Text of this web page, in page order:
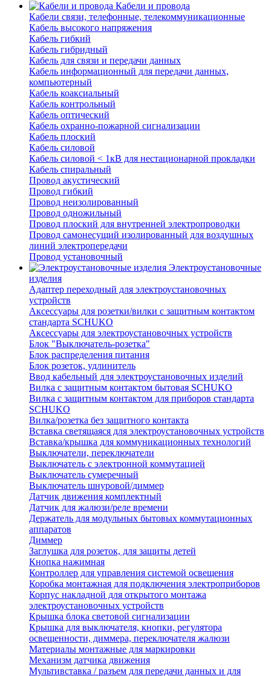
Кабели и провода
Кабели связи, телефонные, телекоммуникационные
Кабель высокого напряжения
Кабель гибкий
Кабель гибридный
Кабель для связи и передачи данных
Кабель информационный для передачи данных,
компьютерный
Кабель коаксиальный
Кабель контрольный
Кабель оптический
Кабель охранно-пожарной сигнализации
Кабель плоский
Кабель силовой
Кабель силовой < 1кВ для нестационарной прокладки
Кабель спиральный
Провод акустический
Провод гибкий
Провод неизолированный
Провод одножильный
Провод плоский для внутренней электропроводки
Провод самонесущий изолированный для воздушных
линий электропередачи
Провод установочный
Электроустановочные
изделия
Адаптер переходный для электроустановочных
устройств
Аксессуары для розетки/вилки с защитным контактом
стандарта SCHUKO
Аксессуары для электроустановочных устройств
Блок "Выключатель-розетка"
Блок распределения питания
Блок розеток, удлинитель
Ввод кабельный для электроустановочных изделий
Вилка с защитным контактом бытовая SCHUKO
Вилка с защитным контактом для приборов стандарта
SCHUKO
Вилка/розетка без защитного контакта
Вставка светящаяся для электроустановочных устройств
Вставка/крышка для коммуникационных технологий
Выключатели, переключатели
Выключатель с электронной коммутацией
Выключатель сумеречный
Выключатель шнуровой/диммер
Датчик движения комплектный
Датчик для жалюзи/реле времени
Держатель для модульных бытовых коммутационных
аппаратов
Диммер
Заглушка для розеток, для защиты детей
Кнопка нажимная
Контроллер для управления системой освещения
Коробка монтажная для подключения электроприборов
Корпус накладной для открытого монтажа
электроустановочных устройств
Крышка блока световой сигнализации
Крышка для выключателя, кнопки, регулятора
освещенности, диммера, переключателя жалюзи
Материалы монтажные для маркировки
Механизм датчика движения
Мультивставка / разъем для передачи данных и для